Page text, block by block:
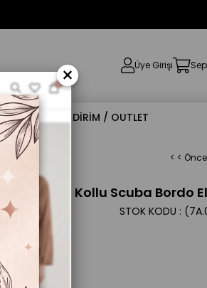
Üye Girişi
AKSESUAR İNDİRİM / OUTLET
< <
Uzun Kollu Scuba Bordo
STOK KODU
×